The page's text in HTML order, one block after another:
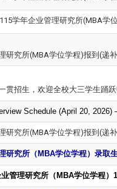
115学年企业管理研究所(MBA学
研究所(MBA学位学程)报到(递
贯招生，欢迎全校大三学生踊
Schedule (April 20, 2026)
研究所(MBA学位学程)报到(递
研究所（MBA学位学程）录取
管理研究所（MBA学位学程）